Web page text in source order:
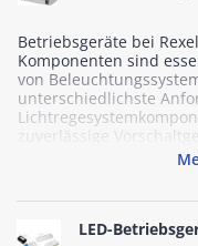
Betriebsgeräte bei
Komponenten sind
von
unterschiedlichste
zuverlässige
langlebige
– bei Rexel Germany
Qualität und
LED-